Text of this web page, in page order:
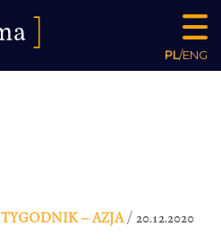
PL/ENG
TYGODNIK – AZJA/ 20.12.2020